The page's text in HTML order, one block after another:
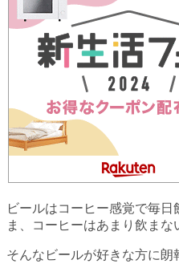
ビールはコーヒー感覚で毎日
ま、コーヒーはあまり飲ま
そんなビールが好きな方に朗